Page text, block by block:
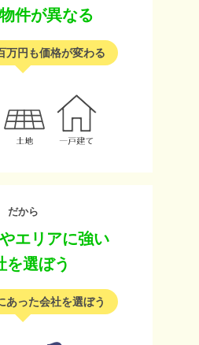
件が異なる
万円も価格が変わる
だから
エリアに強い
を選ぼう
あった会社を選ぼう